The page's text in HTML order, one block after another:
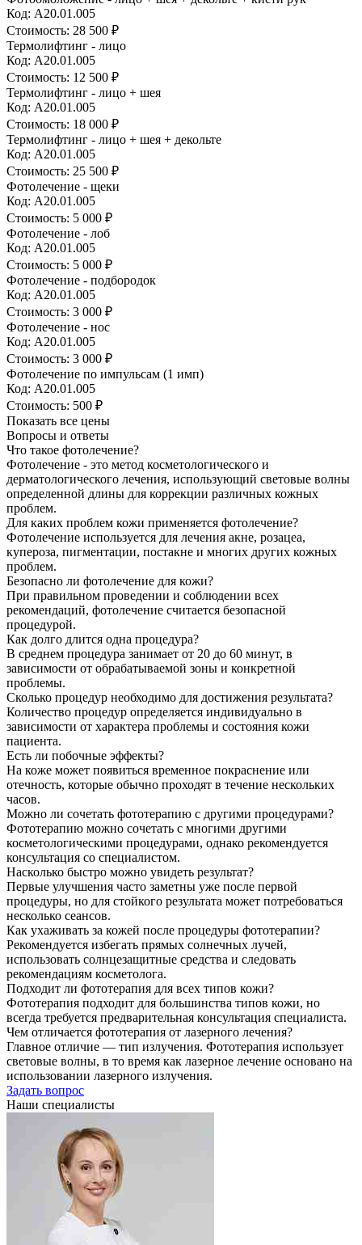
Код: А20.01.005
Стоимость: 28 500 ₽
Термолифтинг - лицо
Код: А20.01.005
Стоимость: 12 500 ₽
Термолифтинг - лицо + шея
Код: А20.01.005
Стоимость: 18 000 ₽
Термолифтинг - лицо + шея + декольте
Код: А20.01.005
Стоимость: 25 500 ₽
Фотолечение - щеки
Код: А20.01.005
Стоимость: 5 000 ₽
Фотолечение - лоб
Код: А20.01.005
Стоимость: 5 000 ₽
Фотолечение - подбородок
Код: А20.01.005
Стоимость: 3 000 ₽
Фотолечение - нос
Код: А20.01.005
Стоимость: 3 000 ₽
Фотолечение по импульсам (1 имп)
Код: А20.01.005
Стоимость: 500 ₽
Показать все цены
Вопросы и ответы
Что такое фотолечение?
Фотолечение - это метод косметологического и
дерматологического лечения, использующий световые волны
определенной длины для коррекции различных кожных
проблем.
Для каких проблем кожи применяется фотолечение?
Фотолечение используется для лечения акне, розацеа,
купероза, пигментации, постакне и многих других кожных
проблем.
Безопасно ли фотолечение для кожи?
При правильном проведении и соблюдении всех
рекомендаций, фотолечение считается безопасной
процедурой.
Как долго длится одна процедура?
В среднем процедура занимает от 20 до 60 минут, в
зависимости от обрабатываемой зоны и конкретной
проблемы.
Сколько процедур необходимо для достижения результата?
Количество процедур определяется индивидуально в
зависимости от характера проблемы и состояния кожи
пациента.
Есть ли побочные эффекты?
На коже может появиться временное покраснение или
отечность, которые обычно проходят в течение нескольких
часов.
Можно ли сочетать фототерапию с другими процедурами?
Фототерапию можно сочетать с многими другими
косметологическими процедурами, однако рекомендуется
консультация со специалистом.
Насколько быстро можно увидеть результат?
Первые улучшения часто заметны уже после первой
процедуры, но для стойкого результата может потребоваться
несколько сеансов.
Как ухаживать за кожей после процедуры фототерапии?
Рекомендуется избегать прямых солнечных лучей,
использовать солнцезащитные средства и следовать
рекомендациям косметолога.
Подходит ли фототерапия для всех типов кожи?
Фототерапия подходит для большинства типов кожи, но
всегда требуется предварительная консультация специалиста.
Чем отличается фототерапия от лазерного лечения?
Главное отличие — тип излучения. Фототерапия использует
световые волны, в то время как лазерное лечение основано на
использовании лазерного излучения.
Задать вопрос
Наши специалисты